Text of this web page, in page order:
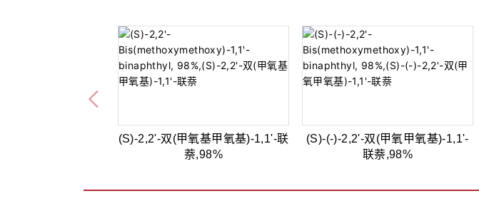
(S)-2,2'-双(甲氧基甲氧基)-1,1'-联
萘,98%
(S)-(-)-2,2'-双(甲氧甲氧基)-1,1'-
联萘,98%